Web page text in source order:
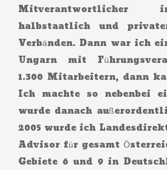
halbstaatlich und
Verbänden. Dann war ich
Ungarn mit
1.300 Mitarbeitern, dann
Ich machte so nebenbei
wurde danach
2005 wurde ich
Advisor für gesamt
Gebiete 6 und 9 in